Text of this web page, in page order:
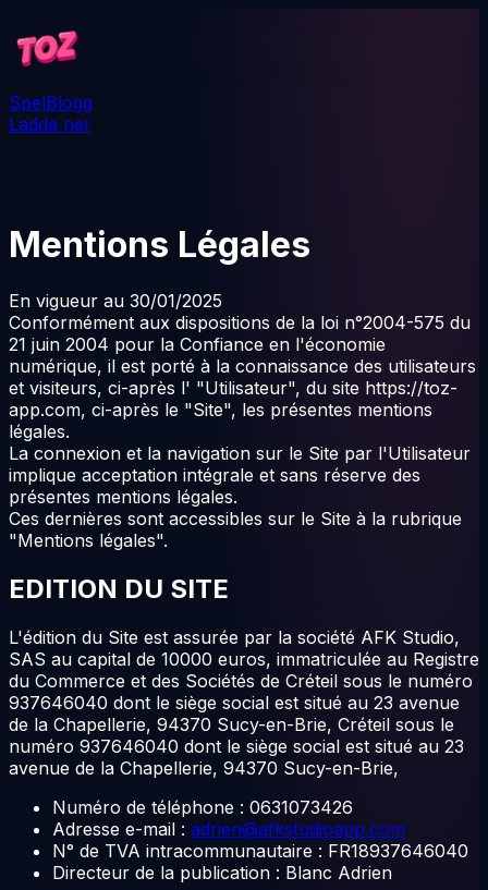
SpelBlogg
Ladda ner
Mentions Légales
En vigueur au 30/01/2025
Conformément aux dispositions de la loi n°2004-575 du
21 juin 2004 pour la Confiance en l'économie
numérique, il est porté à la connaissance des utilisateurs
et visiteurs, ci-après l' "Utilisateur", du site https://toz-
app.com, ci-après le "Site", les présentes mentions
légales.
La connexion et la navigation sur le Site par l'Utilisateur
implique acceptation intégrale et sans réserve des
présentes mentions légales.
Ces dernières sont accessibles sur le Site à la rubrique
"Mentions légales".
EDITION DU SITE
L'édition du Site est assurée par la société AFK Studio,
SAS au capital de 10000 euros, immatriculée au Registre
du Commerce et des Sociétés de Créteil sous le numéro
937646040 dont le siège social est situé au 23 avenue
de la Chapellerie, 94370 Sucy-en-Brie, Créteil sous le
numéro 937646040 dont le siège social est situé au 23
avenue de la Chapellerie, 94370 Sucy-en-Brie,
Numéro de téléphone : 0631073426
Adresse e-mail : adrien@afkstudioapp.com
N° de TVA intracommunautaire : FR18937646040
Directeur de la publication : Blanc Adrien